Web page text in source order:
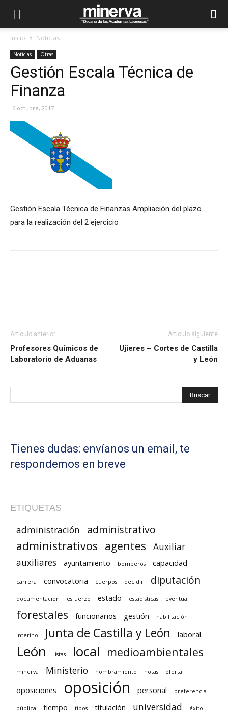
Inicio Noticias
Noticias Otras
Gestión Escala Técnica de
Finanza
6 octubre, 2017
Gestión Escala Técnica de Finanzas Ampliación del plazo
para la realización del 2 ejercicio
Artículo anterior
Profesores Químicos de
Laboratorio de Aduanas
Artículo siguiente
Ujieres – Cortes de Castilla
y León
Tienes dudas: envíanos un email, te
respondemos en breve
ETIQUETAS
administración administrativo
administrativos agentes
Auxiliar
auxiliares
ayuntamiento bomberos capacidad
carrera convocatoria cuerpos decidir diputación
documentación esfuerzo estado estadísticas eventual
forestales funcionarios gestión habilitación
interino Junta de Castilla y León laboral
León listas local medioambientales
minerva Ministerio nombramiento notas oferta
oposiciones oposición personal preferencia
pública tiempo tipos titulación universidad éxito